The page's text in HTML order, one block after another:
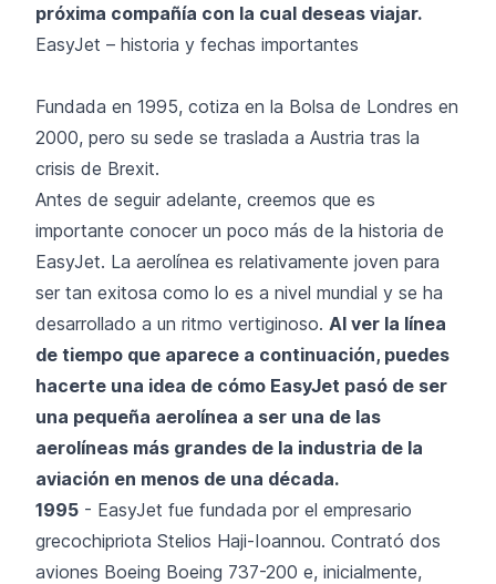
próxima compañía con la cual deseas viajar.
EasyJet – historia y fechas importantes
Fundada en 1995, cotiza en la Bolsa de Londres en
2000, pero su sede se traslada a Austria tras la
crisis de Brexit.
Antes de seguir adelante, creemos que es
importante conocer un poco más de la historia de
EasyJet. La aerolínea es relativamente joven para
ser tan exitosa como lo es a nivel mundial y se ha
desarrollado a un ritmo vertiginoso. Al ver la línea
de tiempo que aparece a continuación, puedes
hacerte una idea de cómo EasyJet pasó de ser
una pequeña aerolínea a ser una de las
aerolíneas más grandes de la industria de la
aviación en menos de una década.
1995 - EasyJet fue fundada por el empresario
grecochipriota Stelios Haji-Ioannou. Contrató dos
aviones Boeing Boeing 737-200 e, inicialmente,